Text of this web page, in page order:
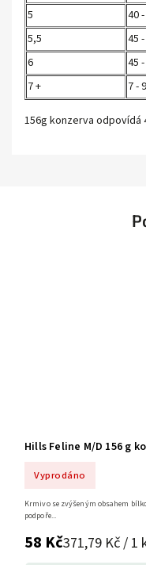
5
40
5,5
45
6
45
7 +
7 -
156g konzerva odpovídá
Hills Feline M/D 156 g
Vyprodáno
58 Kč371,79 Kč / 1
Krmivo se zvýšeným obsahem
podpoře...